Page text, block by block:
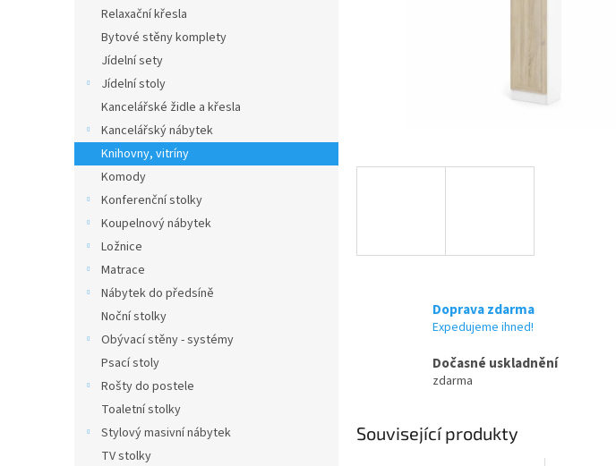
Relaxační křesla
Bytové stěny komplety
Jídelní sety
Jídelní stoly
Kancelářské židle a křesla
Kancelářský nábytek
Knihovny, vitríny
Komody
Konferenční stolky
Koupelnový nábytek
Ložnice
Matrace
Nábytek do předsíně
Noční stolky
Obývací stěny - systémy
Psací stoly
Rošty do postele
Toaletní stolky
Stylový masivní nábytek
TV stolky
Doprava zdarma
Expedujeme ihned!
Dočasné uskladnění
zdarma
Související produkty